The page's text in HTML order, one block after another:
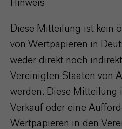
Hinweis
Diese Mitteilung ist kein
von Wertpapieren in
weder direkt noch
Vereinigten Staaten von
werden. Diese Mitteilung
Verkauf oder eine
Wertpapieren in den